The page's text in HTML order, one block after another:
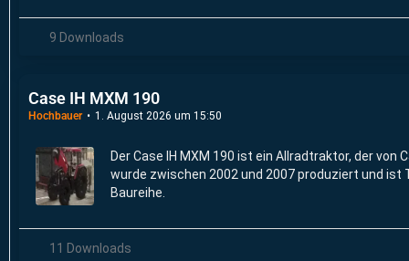
9 Downloads
Case IH MXM 190
Hochbauer 1. August 2026 um 15:50
Der Case IH MXM 190 ist ein Allradtraktor, der von
wurde zwischen 2002 und 2007 produziert und ist
Baureihe.
11 Downloads